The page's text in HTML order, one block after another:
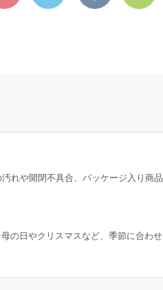
れや開閉不具合、パッケージ入り商品
の日やクリスマスなど、季節に合わせ